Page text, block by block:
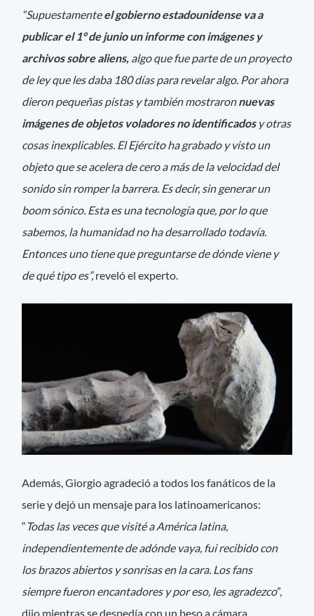
“Supuestamenteel gobierno estadounidense va a
publicar el 1° de junio un informe con imágenes y
archivos sobre aliens, algo que fue parte de un proyecto
de ley que les daba 180 días para revelar algo. Por ahora
dieron pequeñas pistas y también mostraronnuevas
imágenes de objetos voladores no identificados y otras
cosas inexplicables. El Ejército ha grabado y visto un
objeto que se acelera de cero a más de la velocidad del
sonido sin romper la barrera. Es decir, sin generar un
boom sónico. Esta es una tecnología que, por lo que
sabemos, la humanidad no ha desarrollado todavía.
Entonces uno tiene que preguntarse de dónde viene y
de qué tipo es”,reveló el experto.
Además, Giorgio agradeció a todos los fanáticos de la
serie y dejó un mensaje para los latinoamericanos:
“ Todas las veces que visité a América latina,
independientemente de adónde vaya, fui recibido con
los brazos abiertos y sonrisas en la cara. Los fans
siempre fueron encantadores y por eso, les agradezco”,
dijo mientras se despedía con un beso a cámara.